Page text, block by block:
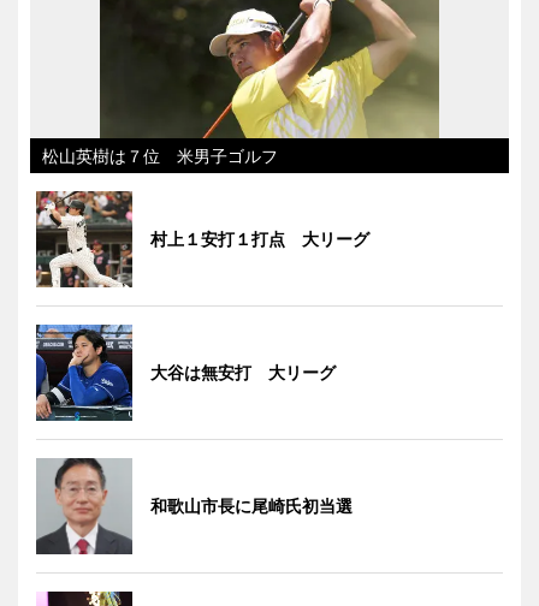
松山英樹は７位 米男子ゴルフ
村上１安打１打点 大リーグ
大谷は無安打 大リーグ
和歌山市長に尾崎氏初当選